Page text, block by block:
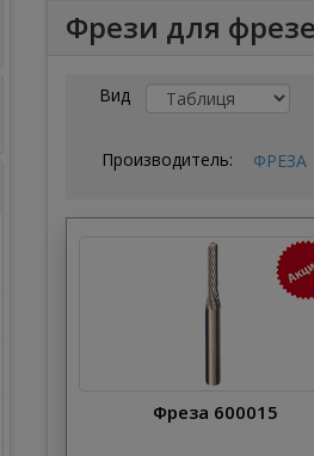
Фрези для
Вид
Производитель: ФРЕЗА
Фреза 600015